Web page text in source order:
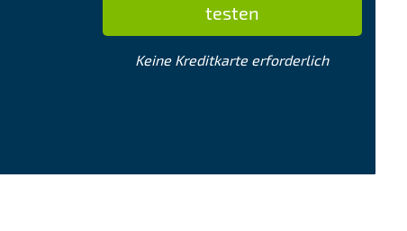
testen
Keine Kreditkarte erforderlich